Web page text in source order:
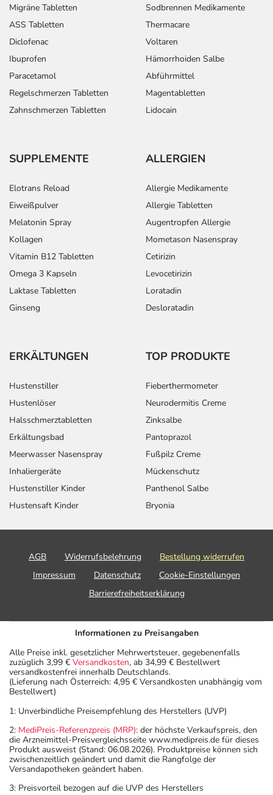
Migräne Tabletten
ASS Tabletten
Diclofenac
Ibuprofen
Paracetamol
Regelschmerzen Tabletten
Zahnschmerzen Tabletten
Sodbrennen Medikamente
Thermacare
Voltaren
Hämorrhoiden Salbe
Abführmittel
Magentabletten
Lidocain
SUPPLEMENTE
Elotrans Reload
Eiweißpulver
Melatonin Spray
Kollagen
Vitamin B12 Tabletten
Omega 3 Kapseln
Laktase Tabletten
Ginseng
ALLERGIEN
Allergie Medikamente
Allergie Tabletten
Augentropfen Allergie
Mometason Nasenspray
Cetirizin
Levocetirizin
Loratadin
Desloratadin
ERKÄLTUNGEN
Hustenstiller
Hustenlöser
Halsschmerztabletten
Erkältungsbad
Meerwasser Nasenspray
Inhaliergeräte
Hustenstiller Kinder
Hustensaft Kinder
TOP PRODUKTE
Fieberthermometer
Neurodermitis Creme
Zinksalbe
Pantoprazol
Fußpilz Creme
Mückenschutz
Panthenol Salbe
Bryonia
AGB Widerrufsbelehrung
Bestellung widerrufen
Impressum
Datenschutz
Cookie-Einstellungen
Barrierefreiheitserklärung
Informationen zu Preisangaben
Alle Preise inkl. gesetzlicher Mehrwertsteuer, gegebenenfalls
zuzüglich 3,99 € Versandkosten, ab 34,99 € Bestellwert
versandkostenfrei innerhalb Deutschlands.
(Lieferung nach Österreich: 4,95 € Versandkosten unabhängig vom
Bestellwert)
1: Unverbindliche Preisempfehlung des Herstellers (UVP)
2: MediPreis-Referenzpreis (MRP): der höchste Verkaufspreis, den
die Arzneimittel-Preisvergleichsseite www.medipreis.de für dieses
Produkt ausweist (Stand: 06.08.2026). Produktpreise können sich
zwischenzeitlich geändert und damit die Rangfolge der
Versandapotheken geändert haben.
3: Preisvorteil bezogen auf die UVP des Herstellers